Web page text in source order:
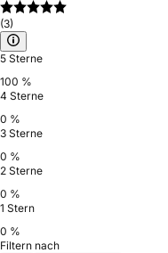
(3)
5 Sterne
100 %
4 Sterne
0 %
3 Sterne
0 %
2 Sterne
0 %
1 Stern
0 %
Filtern nach